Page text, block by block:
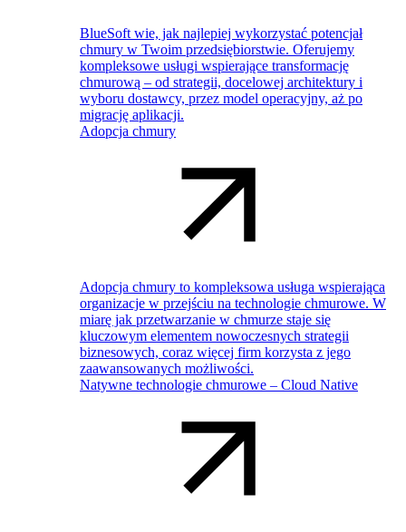
BlueSoft wie, jak najlepiej wykorzystać potencjał
chmury w Twoim przedsiębiorstwie. Oferujemy
kompleksowe usługi wspierające transformację
chmurową – od strategii, docelowej architektury i
wyboru dostawcy, przez model operacyjny, aż po
migrację aplikacji.
Adopcja chmury
Adopcja chmury to kompleksowa usługa wspierająca
organizacje w przejściu na technologie chmurowe. W
miarę jak przetwarzanie w chmurze staje się
kluczowym elementem nowoczesnych strategii
biznesowych, coraz więcej firm korzysta z jego
zaawansowanych możliwości.
Natywne technologie chmurowe – Cloud Native